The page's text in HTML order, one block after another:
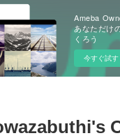
Ameba
あなただけ
くろう
今すぐ試す